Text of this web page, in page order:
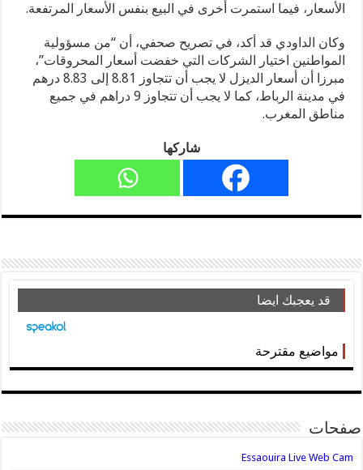
الأسعار، فيما استمرت أخرى في البيع بنفس الأسعار المرتفعة.
وكان الداودي قد أكد، في تصريح صحفي، أن “من مسؤولية
المواطنين اختيار الشركات التي خفضت أسعار المحروقات”،
مبرزا أن أسعار الديزل لا يجب أن تتجاوز 8.81 إلى 8.83 درهم
في مدينة الرباط، كما لا يجب أن تتجاوز 9 دراهم في جميع
مناطق المغرب.
شاركها
قد يعجبك ايضا
مواضيع مقترحة
صفحات
Essaouira Live Web Cam